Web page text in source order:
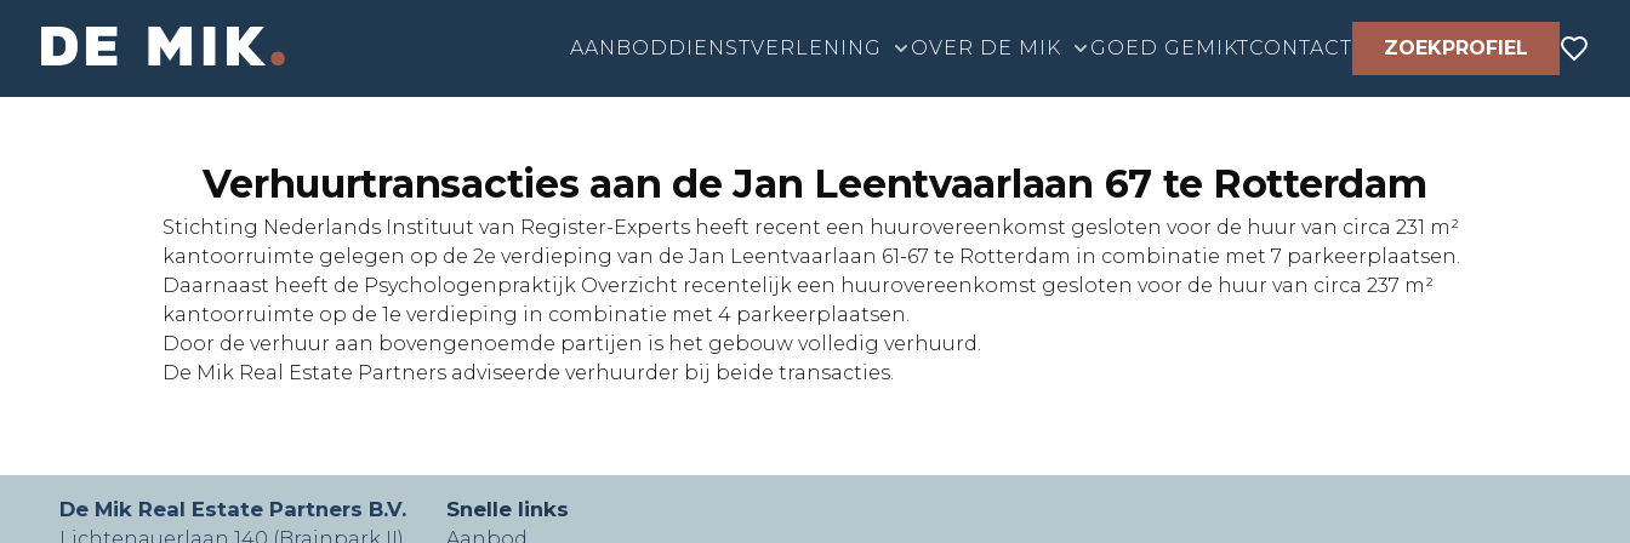
AANBOD DIENSTVERLENING OVER DE MIK GOED GEMIKTCONTACT ZOEKPROFIEL
Verhuurtransacties aan de Jan Leentvaarlaan 67 te Rotterdam
Stichting Nederlands Instituut van Register-Experts heeft recent een huurovereenkomst gesloten voor de huur van circa 231 m²
kantoorruimte gelegen op de 2e verdieping van de Jan Leentvaarlaan 61-67 te Rotterdam in combinatie met 7 parkeerplaatsen.
Daarnaast heeft de Psychologenpraktijk Overzicht recentelijk een huurovereenkomst gesloten voor de huur van circa 237 m²
kantoorruimte op de 1e verdieping in combinatie met 4 parkeerplaatsen.
Door de verhuur aan bovengenoemde partijen is het gebouw volledig verhuurd.
De Mik Real Estate Partners adviseerde verhuurder bij beide transacties.
De Mik Real Estate Partners B.V. Snelle links